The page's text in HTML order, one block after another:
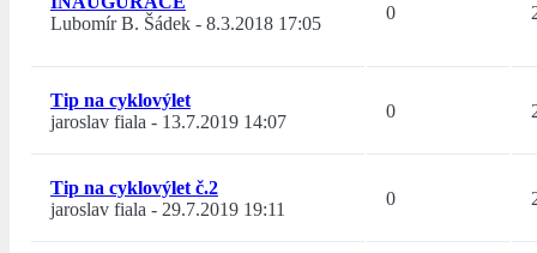
Lubomír B. Šádek - 8.3.2018 17:05
0
Tip na cyklovýlet
jaroslav fiala - 13.7.2019 14:07
0
Tip na cyklovýlet č.2
jaroslav fiala - 29.7.2019 19:11
0